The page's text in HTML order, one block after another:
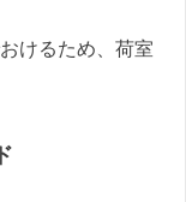
けるため、荷室